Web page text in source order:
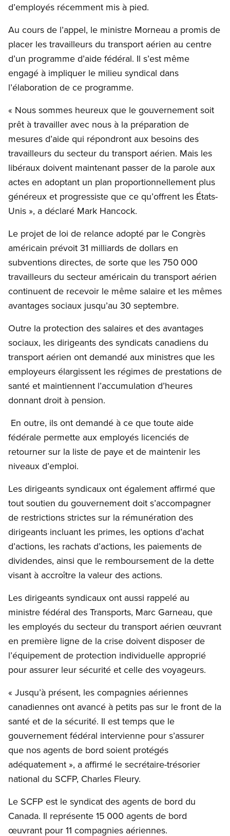
d’employés récemment mis à pied.
Au cours de l’appel, le ministre Morneau a promis de
placer les travailleurs du transport aérien au centre
d’un programme d’aide fédéral. Il s’est même
engagé à impliquer le milieu syndical dans
l’élaboration de ce programme.
« Nous sommes heureux que le gouvernement soit
prêt à travailler avec nous à la préparation de
mesures d’aide qui répondront aux besoins des
travailleurs du secteur du transport aérien. Mais les
libéraux doivent maintenant passer de la parole aux
actes en adoptant un plan proportionnellement plus
généreux et progressiste que ce qu’offrent les États-
Unis », a déclaré Mark Hancock.
Le projet de loi de relance adopté par le Congrès
américain prévoit 31 milliards de dollars en
subventions directes, de sorte que les 750 000
travailleurs du secteur américain du transport aérien
continuent de recevoir le même salaire et les mêmes
avantages sociaux jusqu’au 30 septembre.
Outre la protection des salaires et des avantages
sociaux, les dirigeants des syndicats canadiens du
transport aérien ont demandé aux ministres que les
employeurs élargissent les régimes de prestations de
santé et maintiennent l’accumulation d’heures
donnant droit à pension.
En outre, ils ont demandé à ce que toute aide
fédérale permette aux employés licenciés de
retourner sur la liste de paye et de maintenir les
niveaux d’emploi.
Les dirigeants syndicaux ont également affirmé que
tout soutien du gouvernement doit s’accompagner
de restrictions strictes sur la rémunération des
dirigeants incluant les primes, les options d’achat
d’actions, les rachats d’actions, les paiements de
dividendes, ainsi que le remboursement de la dette
visant à accroître la valeur des actions.
Les dirigeants syndicaux ont aussi rappelé au
ministre fédéral des Transports, Marc Garneau, que
les employés du secteur du transport aérien œuvrant
en première ligne de la crise doivent disposer de
l’équipement de protection individuelle approprié
pour assurer leur sécurité et celle des voyageurs.
« Jusqu’à présent, les compagnies aériennes
canadiennes ont avancé à petits pas sur le front de la
santé et de la sécurité. Il est temps que le
gouvernement fédéral intervienne pour s’assurer
que nos agents de bord soient protégés
adéquatement », a affirmé le secrétaire-trésorier
national du SCFP, Charles Fleury.
Le SCFP est le syndicat des agents de bord du
Canada. Il représente 15 000 agents de bord
œuvrant pour 11 compagnies aériennes.